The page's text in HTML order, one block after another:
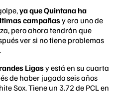
ya que Quintana ha
campañasy era uno de
pero ahora tendrán que
ver si no tiene problemas
Ligasy está en su cuarta
de haber jugado seis años
Sox. Tiene un 3.72 de PCL en